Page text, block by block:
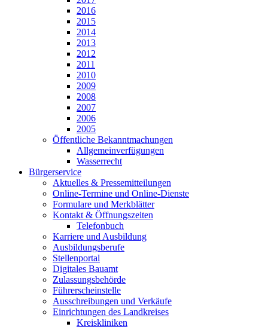
2016
2015
2014
2013
2012
2011
2010
2009
2008
2007
2006
2005
Öffentliche Bekanntmachungen
Allgemeinverfügungen
Wasserrecht
Bürgerservice
Aktuelles & Pressemitteilungen
Online-Termine und Online-Dienste
Formulare und Merkblätter
Kontakt & Öffnungszeiten
Telefonbuch
Karriere und Ausbildung
Ausbildungsberufe
Stellenportal
Digitales Bauamt
Zulassungsbehörde
Führerscheinstelle
Ausschreibungen und Verkäufe
Einrichtungen des Landkreises
Kreiskliniken